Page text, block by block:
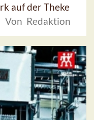
auf der Theke
Von Redaktion